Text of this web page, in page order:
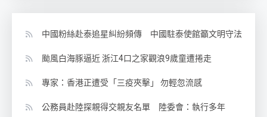
中國粉絲赴泰追星糾紛頻傳 中國駐泰使館籲文明守法
颱風白海豚逼近 浙江4口之家觀浪9歲童遭捲走
專家：香港正遭受「三疫夾擊」 勿輕忽流感
公務員赴陸探親得交親友名單 陸委會：執行多年